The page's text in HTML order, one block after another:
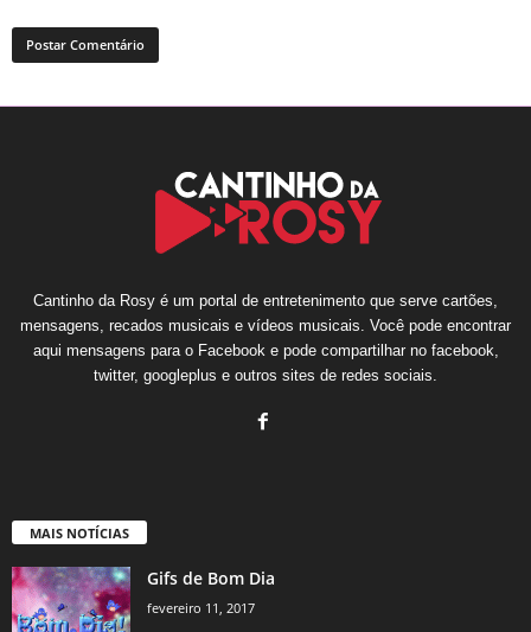
Cantinho da Rosy é um portal de entretenimento que serve cartões,
mensagens, recados musicais e vídeos musicais. Você pode encontrar
aqui mensagens para o Facebook e pode compartilhar no facebook,
twitter, googleplus e outros sites de redes sociais.
MAIS NOTÍCIAS
Gifs de Bom Dia
fevereiro 11, 2017